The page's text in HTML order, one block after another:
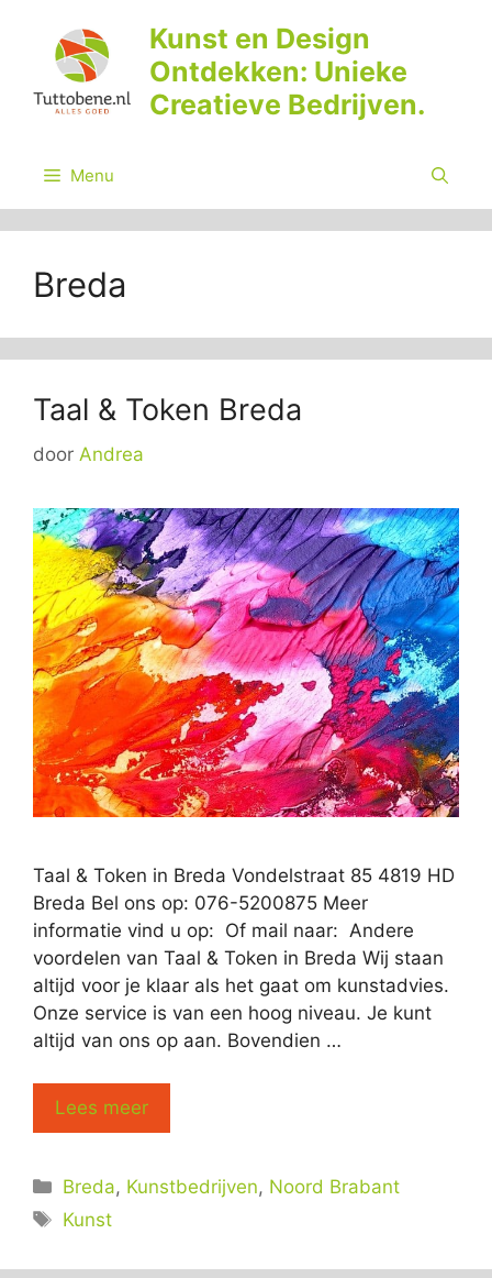
inhoud
Kunst en Design
Ontdekken: Unieke
Creatieve Bedrijven.
Menu
Breda
Taal & Token Breda
door Andrea
Taal & Token in Breda Vondelstraat 85 4819 HD
Breda Bel ons op: 076-5200875 Meer
informatie vind u op: Of mail naar: Andere
voordelen van Taal & Token in Breda Wij staan
altijd voor je klaar als het gaat om kunstadvies.
Onze service is van een hoog niveau. Je kunt
altijd van ons op aan. Bovendien …
Lees meer
Categorieën
Breda, Kunstbedrijven, Noord Brabant
Tags
Kunst